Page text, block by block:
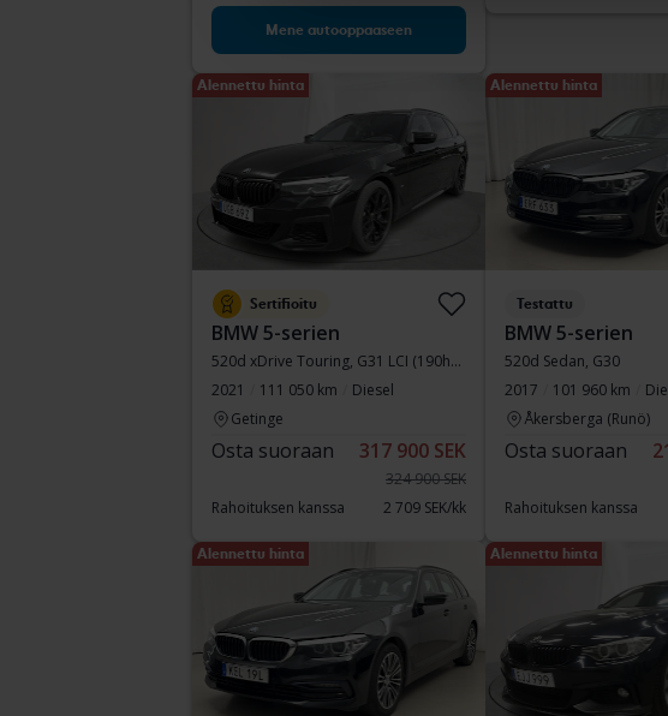
Mene autooppaaseen
Alennettu hinta
Sertifioitu
BMW 5-serien
520d xDrive Touring, G31 LCI (190hk+11hk)
2021
111 050 km
Diesel
Getinge
Osta suoraan 317 900 SEK
324 900 SEK
Rahoituksen kanssa
2 709 SEK/kk
Alennettu hinta
Testattu
BMW 5-serien
520d Sedan, G30
2017
101 960 km
Åkersberga (Runö)
Osta suoraan
Rahoituksen kanssa
Alennettu hinta Alennettu hinta